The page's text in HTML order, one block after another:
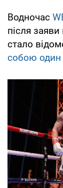
Водночас
після
стало
собою один